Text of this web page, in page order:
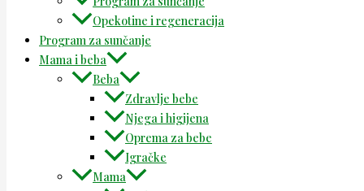
Opekotine i regeneracija
Program za sunčanje
Mama i beba
Beba
Zdravlje bebe
Njega i higijena
Oprema za bebe
Igračke
Mama